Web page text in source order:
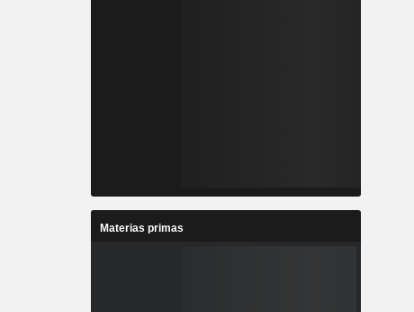
Materias primas